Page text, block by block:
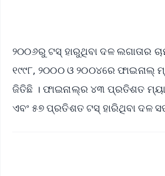
୨୦୦୬ରୁ ଟସ୍ ହାରୁଥିବା ଦଳ ଲଗାତାର
୧୯୯୮, ୨୦୦୦ ଓ ୨୦୦୪ରେ ଫାଇନାଲ୍
ଜିତିଛି । ଫାଇନାଲ୍‌ର ୪୩ ପ୍ରତିଶତ
ଏବଂ ୫୭ ପ୍ରତିଶତ ଟସ୍ ହାରିଥିବା ଦଳ